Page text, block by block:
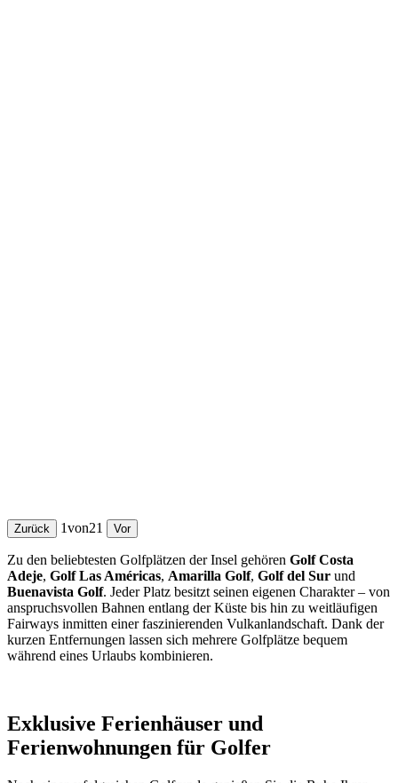
Zurück 1von21 Vor
Zu den beliebtesten Golfplätzen der Insel gehören Golf Costa
Adeje, Golf Las Américas, Amarilla Golf, Golf del Sur und
Buenavista Golf. Jeder Platz besitzt seinen eigenen Charakter – von
anspruchsvollen Bahnen entlang der Küste bis hin zu weitläufigen
Fairways inmitten einer faszinierenden Vulkanlandschaft. Dank der
kurzen Entfernungen lassen sich mehrere Golfplätze bequem
während eines Urlaubs kombinieren.
Exklusive Ferienhäuser und
Ferienwohnungen für Golfer